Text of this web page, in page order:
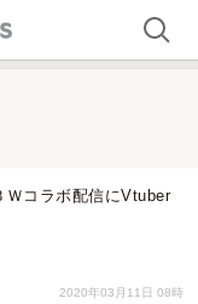
コラボ配信にVtuber
2020年03月11日 08時